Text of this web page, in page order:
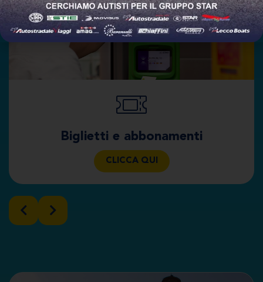
Biglietti e abbonamenti
CLICCA QUI